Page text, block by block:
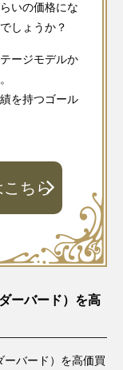
いの価格にな
しょうか？
ージモデルか
を持つゴール
こちら
ーバード）を高
ーバード）を高価買